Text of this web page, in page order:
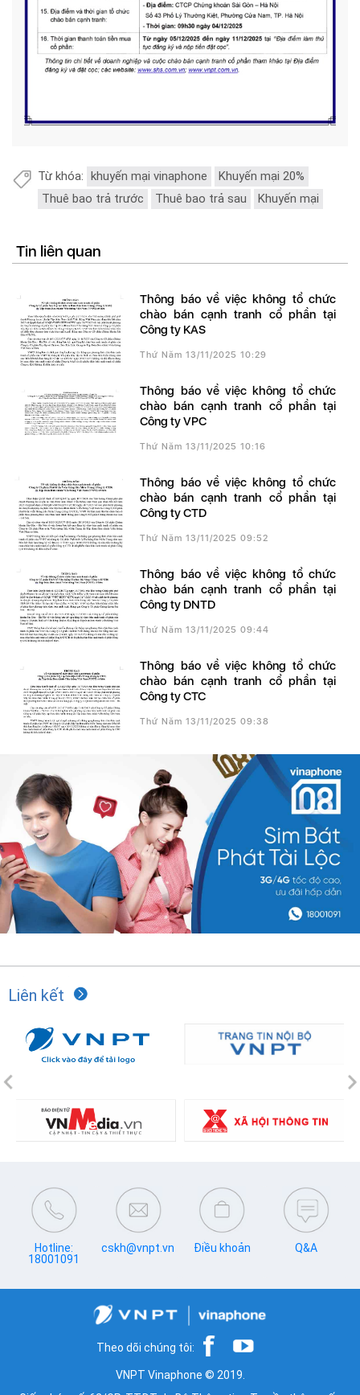
Từ khóa: khuyến mại vinaphone
Khuyến mại 20%
Thuê bao trả trước
Thuê bao trả sau Khuyến mại
Tin liên quan
Thông báo về việc không tổ chức
chào bán cạnh tranh cổ phần tại
Công ty KAS
Thứ Năm 13/11/2025 10:29
Thông báo về việc không tổ chức
chào bán cạnh tranh cổ phần tại
Công ty VPC
Thứ Năm 13/11/2025 10:16
Thông báo về việc không tổ chức
chào bán cạnh tranh cổ phần tại
Công ty CTD
Thứ Năm 13/11/2025 09:52
Thông báo về việc không tổ chức
chào bán cạnh tranh cổ phần tại
Công ty DNTD
Thứ Năm 13/11/2025 09:44
Thông báo về việc không tổ chức
chào bán cạnh tranh cổ phần tại
Công ty CTC
Thứ Năm 13/11/2025 09:38
Liên kết
Previous
Hotline:
18001091
cskh@vnpt.vn Điều khoản Q&A
Theo dõi chúng tôi:
VNPT Vinaphone © 2019.